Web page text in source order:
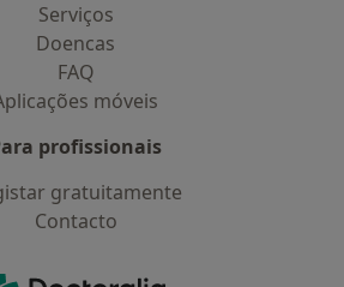
Serviços
Doencas
FAQ
móveis
profissionais
gratuitamente
Contacto
Doctoralia - Homepage